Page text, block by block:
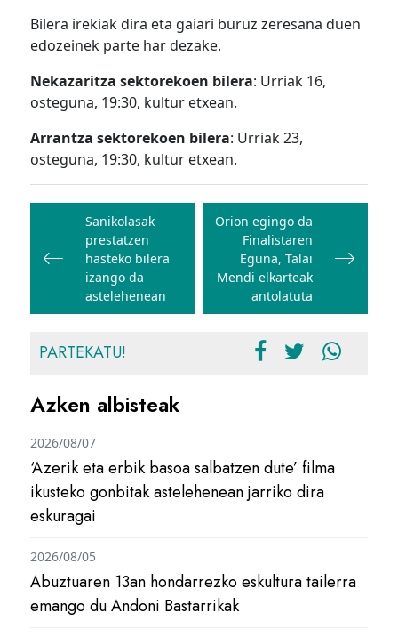
Bilera irekiak dira eta gaiari buruz zeresana duen
edozeinek parte har dezake.
Nekazaritza sektorekoen bilera: Urriak 16,
osteguna, 19:30, kultur etxean.
Arrantza sektorekoen bilera: Urriak 23,
osteguna, 19:30, kultur etxean.
Bidalketetan
zehar
nabigatu
Sanikolasak
prestatzen
hasteko bilera
izango da
astelehenean
Orion egingo da
Finalistaren
Eguna, Talai
Mendi elkarteak
antolatuta
PARTEKATU!
Azken albisteak
‘Azerik eta erbik basoa salbatzen dute’ filma
ikusteko gonbitak astelehenean jarriko dira
eskuragai
2026/08/07
Abuztuaren 13an hondarrezko eskultura tailerra
emango du Andoni Bastarrikak
2026/08/05